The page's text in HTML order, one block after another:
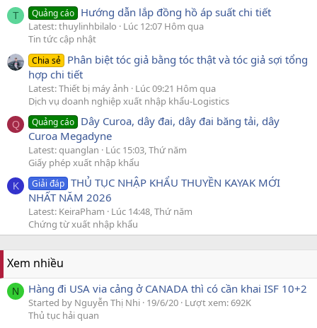
T Quảng cáo Hướng dẫn lắp đồng hồ áp suất chi tiết
Latest: thuylinhbilalo
Lúc 12:07 Hôm qua
Tin tức cập nhật
Chia sẻ Phân biệt tóc giả bằng tóc thật và tóc giả sợi tổng
hợp chi tiết
Latest: Thiết bị máy ảnh
Lúc 09:21 Hôm qua
Dịch vụ doanh nghiệp xuất nhập khẩu-Logistics
Q Quảng cáo Dây Curoa, dây đai, dây đai băng tải, dây
Curoa Megadyne
Latest: quanglan
Lúc 15:03, Thứ năm
Giấy phép xuất nhập khẩu
K Giải đáp THỦ TỤC NHẬP KHẨU THUYỀN KAYAK MỚI
NHẤT NĂM 2026
Latest: KeiraPham
Lúc 14:48, Thứ năm
Chứng từ xuất nhập khẩu
Xem nhiều
N Hàng đi USA via cảng ở CANADA thì có cần khai ISF 10+2
Started by Nguyễn Thị Nhi 19/6/20 Lượt xem: 692K
Thủ tục hải quan